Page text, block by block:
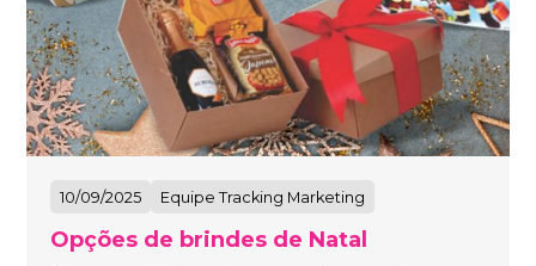
10/09/2025 Equipe Tracking Marketing
Opções de brindes de Natal